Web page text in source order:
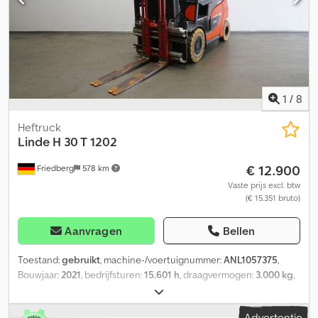
Waarschuwingssignaal bij achteruitrijden Dsdpfozlayxox Abyeck -
Achterlicht: BlueSpot - Standaard bestuurdersstoel (kunstleer) -
Enkele pedaalbediening - Bediening met één hendel - Standaard
display 35" - Comfortabel bestuurdersbeschermdak 2322 mm -
Online gegevensuitwisseling - -DEMO STAPELTRUK- - LSP 0.5 Ref:
ANL1061819
1 / 8
Friedberg 578 km
Heftruck
Linde H 30 T 1202
€ 12.900
Vaste prijs excl. btw
(€ 15.351 bruto)
Aanvragen Bellen
Toestand:gebruikt, machine-/voertuignummer:ANL1057375,
Bouwjaar:2021, bedrijfsturen:15.601 h, draagvermogen: 3.000 kg,
, vrije hefhoogte:
ladingzwaartepunt:500 mm, masttype:triplex,